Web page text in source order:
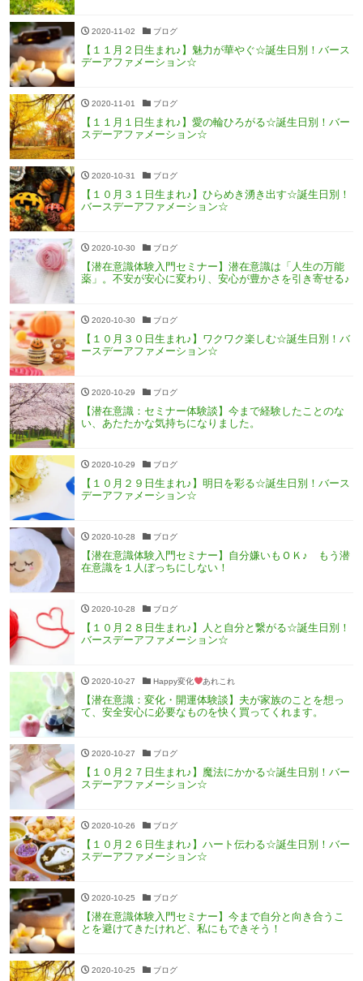
2020-11-02 ブログ
【１１月２日生まれ♪】魅力が華やぐ☆誕生日別！バース
デーアファメーション☆
2020-11-01 ブログ
【１１月１日生まれ♪】愛の輪ひろがる☆誕生日別！バー
スデーアファメーション☆
2020-10-31 ブログ
【１０月３１日生まれ♪】ひらめき湧き出す☆誕生日別！
バースデーアファメーション☆
2020-10-30 ブログ
【潜在意識体験入門セミナー】潜在意識は「人生の万能
薬」。不安が安心に変わり、安心が豊かさを引き寄せる♪
2020-10-30 ブログ
【１０月３０日生まれ♪】ワクワク楽しむ☆誕生日別！バ
ースデーアファメーション☆
2020-10-29 ブログ
【潜在意識：セミナー体験談】今まで経験したことのな
い、あたたかな気持ちになりました。
2020-10-29 ブログ
【１０月２９日生まれ♪】明日を彩る☆誕生日別！バース
デーアファメーション☆
2020-10-28 ブログ
【潜在意識体験入門セミナー】自分嫌いもＯＫ♪ もう潜
在意識を１人ぼっちにしない！
2020-10-28 ブログ
【１０月２８日生まれ♪】人と自分と繋がる☆誕生日別！
バースデーアファメーション☆
2020-10-27 Happy変化 あれこれ
【潜在意識：変化・開運体験談】夫が家族のことを想っ
て、安全安心に必要なものを快く買ってくれます。
2020-10-27 ブログ
【１０月２７日生まれ♪】魔法にかかる☆誕生日別！バー
スデーアファメーション☆
2020-10-26 ブログ
【１０月２６日生まれ♪】ハート伝わる☆誕生日別！バー
スデーアファメーション☆
2020-10-25 ブログ
【潜在意識体験入門セミナー】今まで自分と向き合うこ
とを避けてきたけれど、私にもできそう！
2020-10-25 ブログ